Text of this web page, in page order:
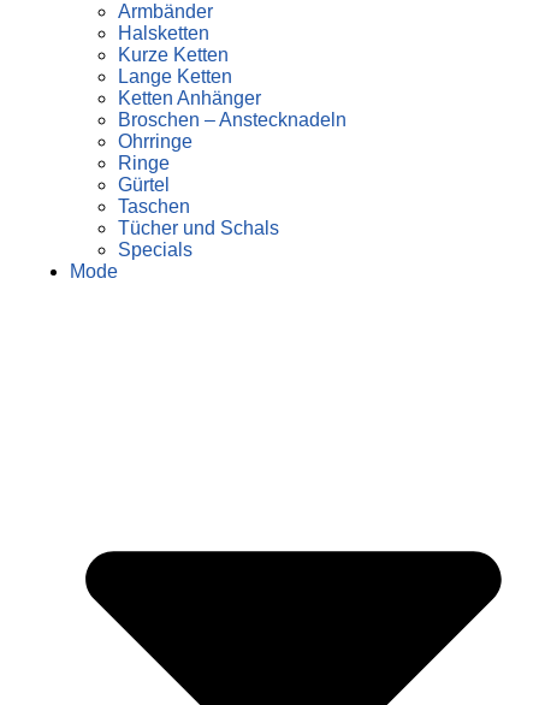
Armbänder
Halsketten
Kurze Ketten
Lange Ketten
Ketten Anhänger
Broschen – Anstecknadeln
Ohrringe
Ringe
Gürtel
Taschen
Tücher und Schals
Specials
Mode